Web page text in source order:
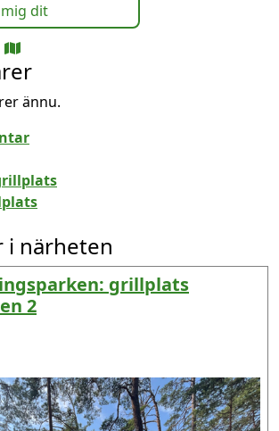
mig dit
ännu.
i närheten
grillplats
2